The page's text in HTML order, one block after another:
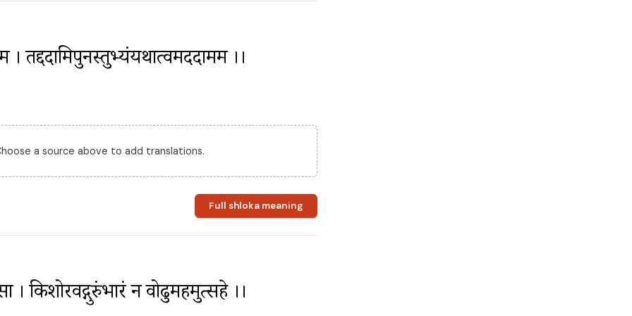
। तद्ददामिपुनस्तुभ्यंयथात्वमददामम ।।
a source above to add translations.
Full shloka meaning
किशोरवद्गुरुंभारं न वोढुमहमुत्सहे ।।